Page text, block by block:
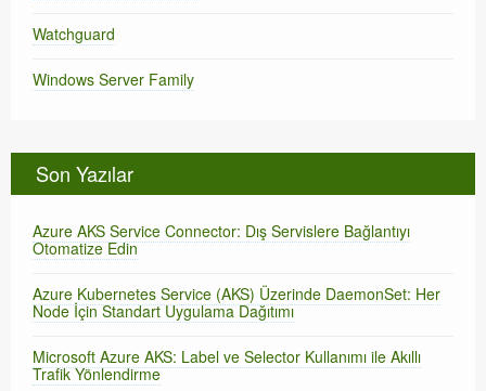
Watchguard
Windows Server Family
Son Yazılar
Azure AKS Service Connector: Dış Servislere Bağlantıyı
Otomatize Edin
Azure Kubernetes Service (AKS) Üzerinde DaemonSet: Her
Node İçin Standart Uygulama Dağıtımı
Microsoft Azure AKS: Label ve Selector Kullanımı ile Akıllı
Trafik Yönlendirme